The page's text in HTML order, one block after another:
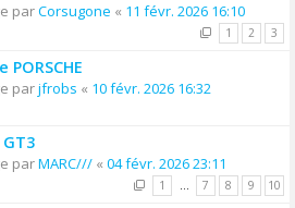
parCorsugone « 11 févr. 2026 16:10
1 2 3
parjfrobs « 10 févr. 2026 16:32
parMARC/// « 04 févr. 2026 23:11
1 … 7 8 9 10